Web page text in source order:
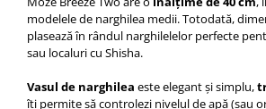
modelele de narghilea medii. Totodată,
plasează în rândul narghilelelor perfecte
sau localuri cu Shisha.
Vasul de narghilea este elegant și simplu,
îți permite să controlezi nivelul de apă (sau